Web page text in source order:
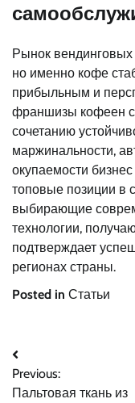
Рынок
но именно кофе
прибыльным и
франшизы кофеен
сочетанию
маржинальности,
окупаемости
топовые позиции в
выбирающие
технологии,
подтверждает
регионах страны.
Posted in Статьи
Навигация
по
Previous:
Пальтовая ткань из